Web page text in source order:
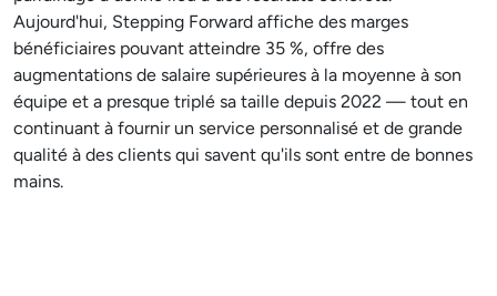
Aujourd'hui, Stepping Forward affiche des marges
bénéficiaires pouvant atteindre 35 %, offre des
augmentations de salaire supérieures à la moyenne à son
équipe et a presque triplé sa taille depuis 2022 — tout en
continuant à fournir un service personnalisé et de grande
qualité à des clients qui savent qu'ils sont entre de bonnes
mains.